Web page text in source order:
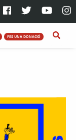
FES UNA DONACIÓ